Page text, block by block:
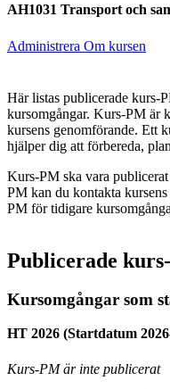
AH1031 Transport och
Administrera Om kursen
Här listas publicerade kurs-
kursomgångar. Kurs-PM är
kursens genomförande. Ett
hjälper dig att förbereda,
Kurs-PM ska vara
PM kan du kontakta
PM för tidigare
Publicerade
Kursomgångar som
HT 2026 (Startdatum
Kurs-PM är inte publicerat